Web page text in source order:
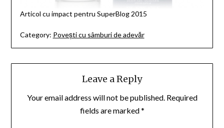
Articol cu impact pentru SuperBlog 2015
Category: Povești cu sâmburi de adevăr
Leave a Reply
Your email address will not be published. Required
fields are marked*